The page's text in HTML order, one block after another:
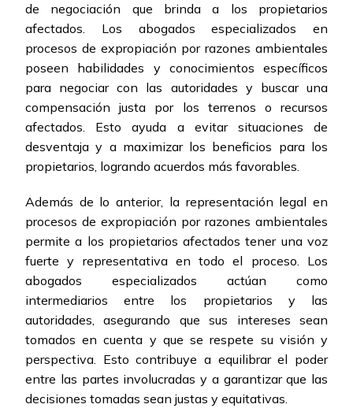
de negociación que brinda a los propietarios
afectados. Los abogados especializados en
procesos de expropiación por razones ambientales
poseen habilidades y conocimientos específicos
para negociar con las autoridades y buscar una
compensación justa por los terrenos o recursos
afectados. Esto ayuda a evitar situaciones de
desventaja y a maximizar los beneficios para los
propietarios, logrando acuerdos más favorables.
Además de lo anterior, la representación legal en
procesos de expropiación por razones ambientales
permite a los propietarios afectados tener una voz
fuerte y representativa en todo el proceso. Los
abogados especializados actúan como
intermediarios entre los propietarios y las
autoridades, asegurando que sus intereses sean
tomados en cuenta y que se respete su visión y
perspectiva. Esto contribuye a equilibrar el poder
entre las partes involucradas y a garantizar que las
decisiones tomadas sean justas y equitativas.